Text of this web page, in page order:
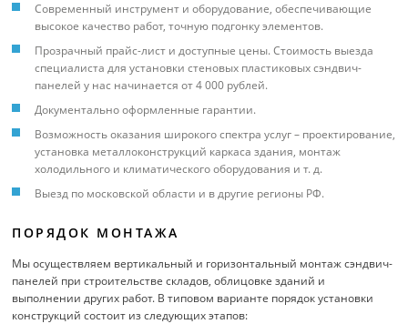
Современный инструмент и оборудование, обеспечивающие
высокое качество работ, точную подгонку элементов.
Прозрачный прайс-лист и доступные цены. Стоимость выезда
специалиста для установки стеновых пластиковых сэндвич-
панелей у нас начинается от 4 000 рублей.
Документально оформленные гарантии.
Возможность оказания широкого спектра услуг – проектирование,
установка металлоконструкций каркаса здания, монтаж
холодильного и климатического оборудования и т. д.
Выезд по московской области и в другие регионы РФ.
ПОРЯДОК МОНТАЖА
Мы осуществляем вертикальный и горизонтальный монтаж сэндвич-
панелей при строительстве складов, облицовке зданий и
выполнении других работ. В типовом варианте порядок установки
конструкций состоит из следующих этапов: